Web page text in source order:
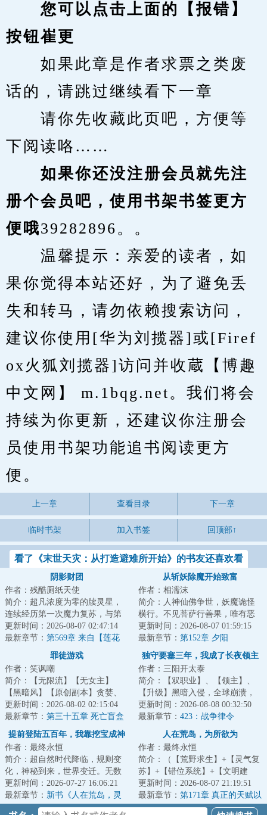
您可以点击上面的【报错】
按钮崔更
如果此章是作者求票之类废
话的，请跳过继续看下一章
请你先收藏此页吧，方便等
下阅读咯……
如果你还没注册会员就先注
册个会员吧，使用书架书签更方
便哦39282896。。
温馨提示：亲爱的读者，如
果你觉得本站还好，为了避免丢
失和转马，请勿依赖搜索访问，
建议你使用[华为刘揽器]或[Firef
ox火狐刘揽器]访问并收蔵【博趣
中文网】 m.1bqg.net。我们将会
持续为你更新，还建议你注册会
员使用书架功能追书阅读更方
便。
上一章 查看目录 下一章
临时书架 加入书签 回顶部↑
看了《末世天灾：从打造避难所开始》的书友还喜欢看
阴影财团
作者：残酷厕纸天使
简介：超凡浓度为零的牍灵星，
连续经历第一次魔力复苏，与第
二次魔幻工业革命的大失败后，
再度掀起第三轮...
更新时间：2026-08-07 02:47:14
最新章节： 第569章 来自【莲花
宫】的技术指导
从斩妖除魔开始致富
作者：相濡沫
简介：人神仙佛争世，妖魔诡怪
横行。不见菩萨行善果，唯有恶
魔在人间。斩尽妖魔乾坤净，浮
屠九天神鬼惊。...
更新时间：2026-08-07 01:59:15
最新章节： 第152章 夕阳
罪徒游戏
作者：笑讽嘲
简介：【无限流】【无女主】
【黑暗风】【原创副本】贪婪、
暴戾、冷酷、逐利……毁灭、死
亡、颠覆、变革…...
更新时间：2026-08-02 02:15:04
最新章节： 第三十五章 死亡盲盒
（四）“让我看看你的天资”
独守要塞三年，我成了长夜领主
作者：三阳开太泰
简介：【双职业】、【领主】、
【升级】黑暗入侵，全球崩溃，
暗幕席卷光明，魔物吞噬人类。
林修作为一个外...
更新时间：2026-08-08 00:32:50
最新章节： 423：战争律令
提前登陆五百年，我靠挖宝成神
作者：最终永恒
简介：超自然时代降临，规则变
化，神秘到来，世界变迁。无数
文明遗迹浮现于世，海量天材地
宝任人捡拾。激...
更新时间：2026-07-27 16:06:21
最新章节： 新书《人在荒岛，灵
气怎么复苏了？》以及515打折活
人在荒岛，为所欲为
作者：最终永恒
简介：（【荒野求生】+【灵气复
苏】+【错位系统】+【文明建
设】）一艘国际邮轮在公海遭遇
意外，船上的六...
更新时间：2026-08-07 21:19:51
最新章节： 第171章 真正的天赋以
及……真正的胜利！